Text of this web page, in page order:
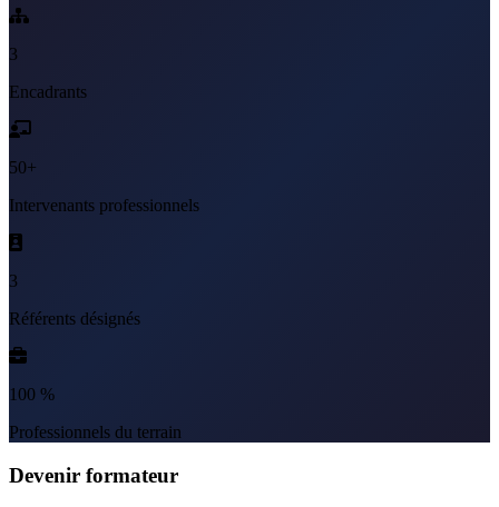
3
Encadrants
50+
Intervenants professionnels
3
Référents désignés
100 %
Professionnels du terrain
Devenir formateur